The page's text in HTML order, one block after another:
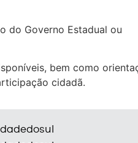
do Governo Estadual ou
bem como
cidadã.